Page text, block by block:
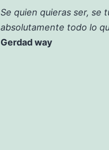
Se quien quieras ser, se
absolutamente todo lo
Gerdad way